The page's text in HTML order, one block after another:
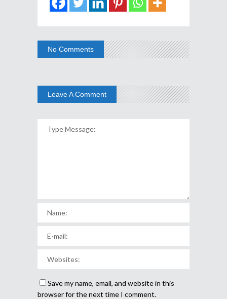
No Comments
Leave A Comment
Save my name, email, and website in this
browser for the next time I comment.